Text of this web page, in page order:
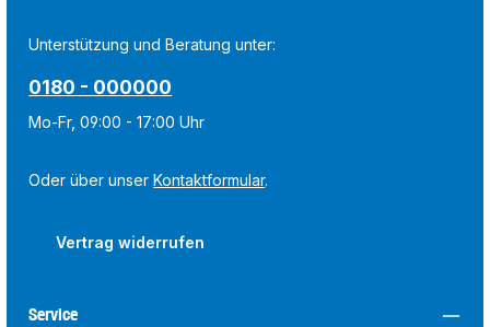
Unterstützung und Beratung unter:
0180 - 000000
Mo-Fr, 09:00 - 17:00 Uhr
Oder über unser Kontaktformular.
Vertrag widerrufen
Service